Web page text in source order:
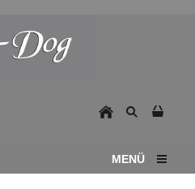
MENÜ